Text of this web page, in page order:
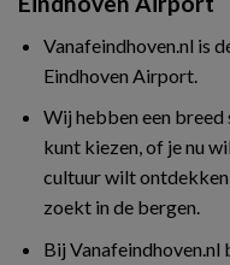
Vanafeindhoven.nl is
Eindhoven Airport.
Wij hebben een breed
kunt kiezen, of je nu
cultuur wilt ontdekken
zoekt in de bergen.
Bij